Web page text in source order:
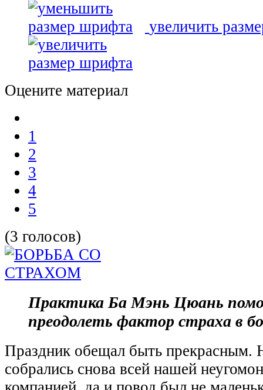
увеличить
Оцените материал
1
2
3
4
5
(3 голосов)
Практика Ба Мэнь Цюань
преодолеть фактор страха в
Праздник обещал быть прекрасным.
собрались снова всей нашей